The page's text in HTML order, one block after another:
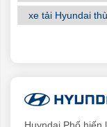
xe tải Hyundai